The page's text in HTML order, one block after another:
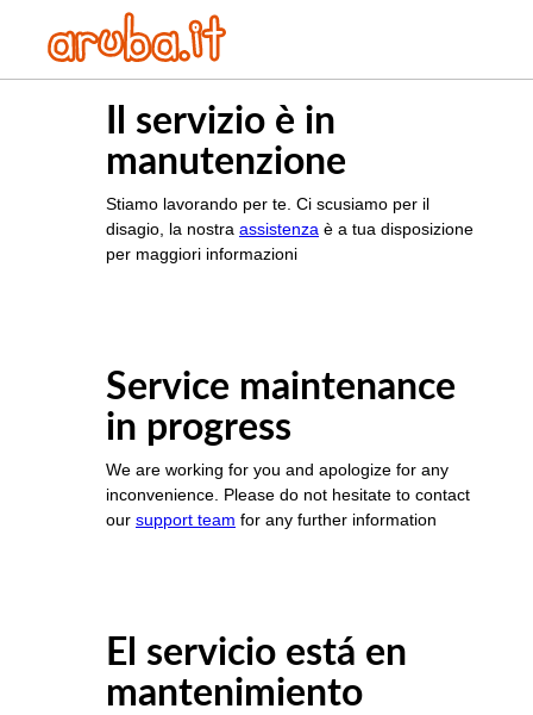
Il servizio è in
manutenzione
Stiamo lavorando per te. Ci scusiamo per il
disagio, la nostra assistenza è a tua disposizione
per maggiori informazioni
Service maintenance
in progress
We are working for you and apologize for any
inconvenience. Please do not hesitate to contact
our support team for any further information
El servicio está en
mantenimiento